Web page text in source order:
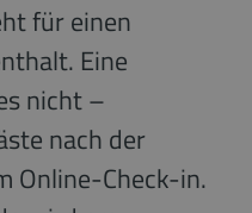
für einen
Eine
nicht –
nach der
Online-Check-in.